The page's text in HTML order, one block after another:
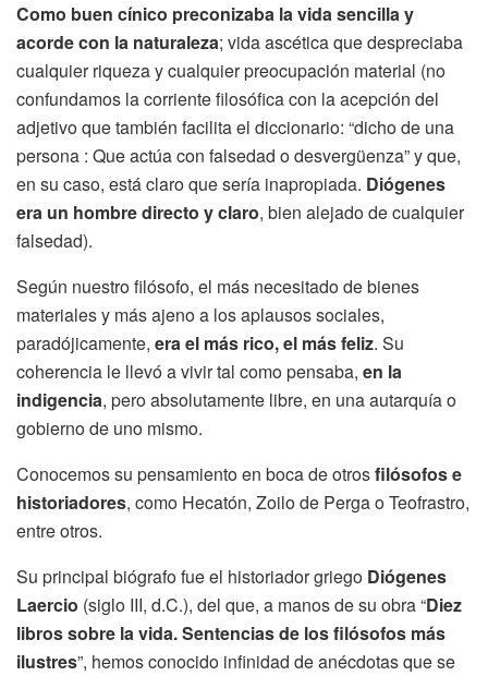
Como buen cínico preconizaba la vida sencilla y
acorde con la naturaleza; vida ascética que despreciaba
cualquier riqueza y cualquier preocupación material (no
confundamos la corriente filosófica con la acepción del
adjetivo que también facilita el diccionario: “dicho de una
persona : Que actúa con falsedad o desvergüenza” y que,
en su caso, está claro que sería inapropiada. Diógenes
era un hombre directo y claro, bien alejado de cualquier
falsedad).
Según nuestro filósofo, el más necesitado de bienes
materiales y más ajeno a los aplausos sociales,
paradójicamente, era el más rico, el más feliz. Su
coherencia le llevó a vivir tal como pensaba, en la
indigencia, pero absolutamente libre, en una autarquía o
gobierno de uno mismo.
Conocemos su pensamiento en boca de otrosfilósofos e
historiadores, como Hecatón, Zoilo de Perga o Teofrastro,
entre otros.
Su principal biógrafo fue el historiador griego Diógenes
Laercio (siglo III, d.C.), del que, a manos de su obra “Diez
libros sobre la vida. Sentencias de los filósofos más
ilustres”, hemos conocido infinidad de anécdotas que se